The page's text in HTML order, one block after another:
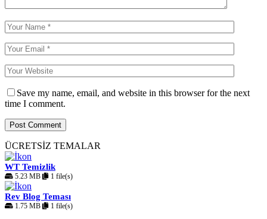
Save my name, email, and website in this browser for the next
time I comment.
ÜCRETSİZ TEMALAR
WT Temizlik
5.23 MB 1 file(s)
Rev Blog Teması
1.75 MB 1 file(s)